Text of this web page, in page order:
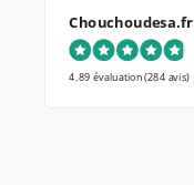
Chouchoudesa.fr
4.89 évaluation(284 avis)